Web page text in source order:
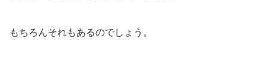
もちろんそれもあるのでしょう。